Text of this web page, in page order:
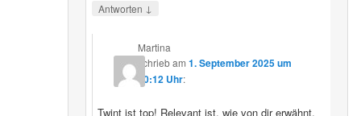
Antworten ↓
Martina
schriebam1. September 2025 um
20:12 Uhr:
Twint ist top! Relevant ist, wie von dir erwähnt,